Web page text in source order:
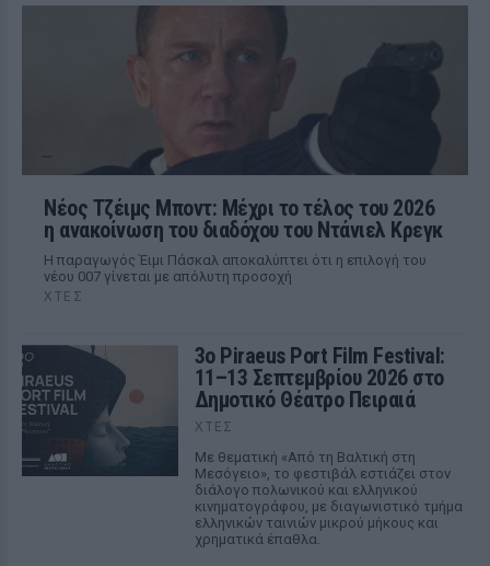
Νέος Τζέιμς Μποντ: Μέχρι το τέλος του 2026
η ανακοίνωση του διαδόχου του Ντάνιελ Κρεγκ
Η παραγωγός Έιμι Πάσκαλ αποκαλύπτει ότι η επιλογή του
νέου 007 γίνεται με απόλυτη προσοχή
ΧΤΕΣ
3ο Piraeus Port Film Festival:
11–13 Σεπτεμβρίου 2026 στο
Δημοτικό Θέατρο Πειραιά
ΧΤΕΣ
Με θεματική «Από τη Βαλτική στη
Μεσόγειο», το φεστιβάλ εστιάζει στον
διάλογο πολωνικού και ελληνικού
κινηματογράφου, με διαγωνιστικό τμήμα
ελληνικών ταινιών μικρού μήκους και
χρηματικά έπαθλα.